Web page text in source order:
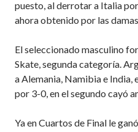
puesto, al derrotar a Italia
ahora obtenido por las
El seleccionado masculino
Skate, segunda categoría.
a Alemania, Namibia e
por 3-0, en el segundo cayó
Ya en Cuartos de Final le